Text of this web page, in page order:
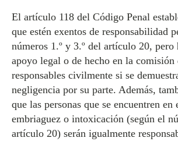
El artículo 118 del Código Penal
que estén exentos de responsabilidad
números 1.º y 3.º del artículo 20, pero
apoyo legal o de hecho en la
responsables civilmente si se
negligencia por su parte. Además,
que las personas que se encuentren en
embriaguez o intoxicación (según el
artículo 20) serán igualmente